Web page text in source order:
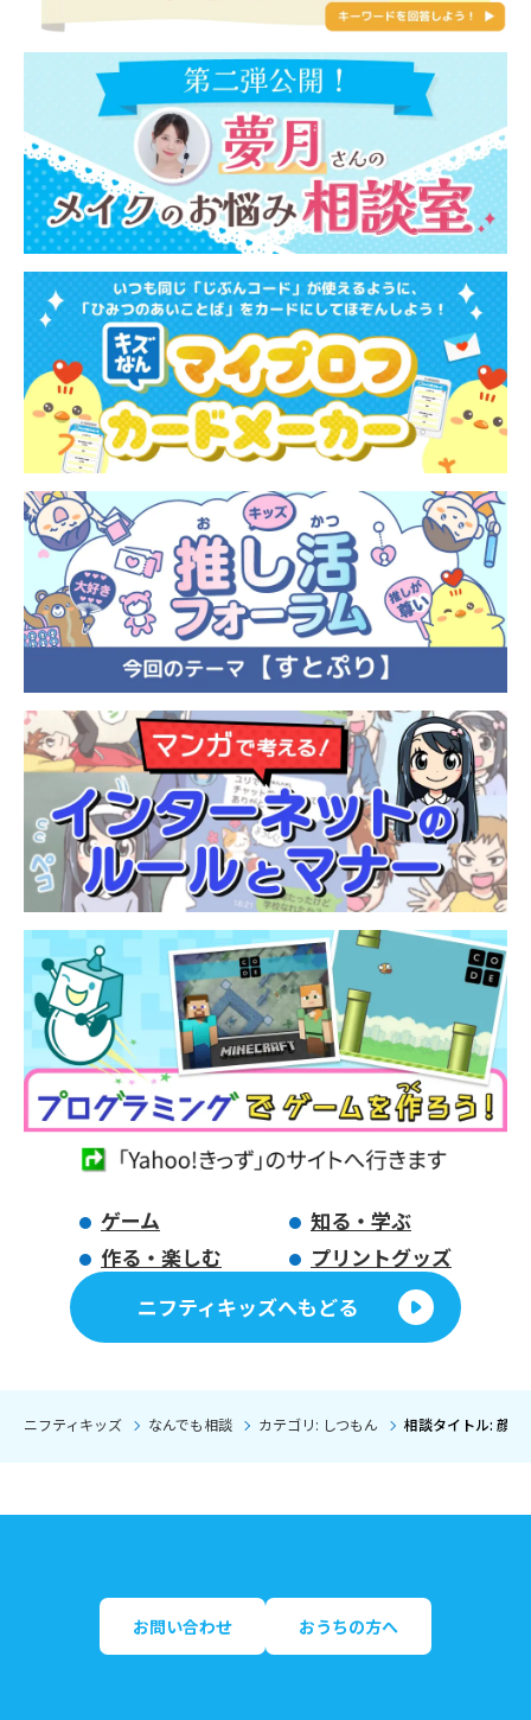
ゲーム
知る・学ぶ
作る・楽しむ
プリントグッズ
ニフティキッズへもどる
ニフティキッズ なんでも相談 カテゴリ: しつもん 相談タイトル: 顔
お問い合わせ おうちの方へ